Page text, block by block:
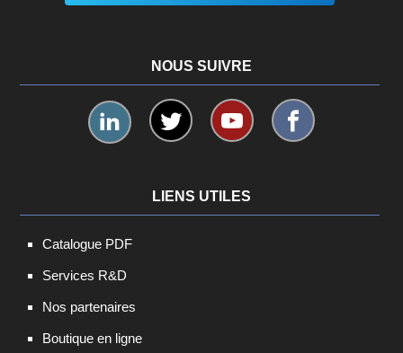
NOUS SUIVRE
LIENS UTILES
Catalogue PDF
Services R&D
Nos partenaires
Boutique en ligne